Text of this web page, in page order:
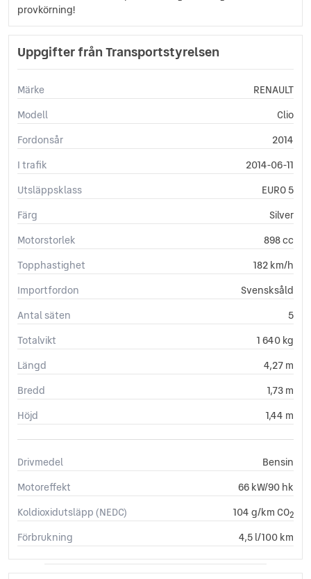
provkörning!
Uppgifter från Transportstyrelsen
Märke
RENAULT
Modell
Clio
Fordonsår
2014
I trafik
2014-06-11
Utsläppsklass
EURO 5
Färg
Silver
Motorstorlek
898 cc
Topphastighet
182 km/h
Importfordon
Svensksåld
Antal säten
5
Totalvikt
1 640 kg
Längd
4,27 m
Bredd
1,73 m
Höjd
1,44 m
Drivmedel
Bensin
Motoreffekt
66 kW/90 hk
Koldioxidutsläpp (NEDC)
104 g/km CO2
Förbrukning 4,5 l/100 km